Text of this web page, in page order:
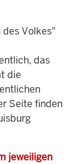
Volkes"
das
die
Seite finden
jeweiligen